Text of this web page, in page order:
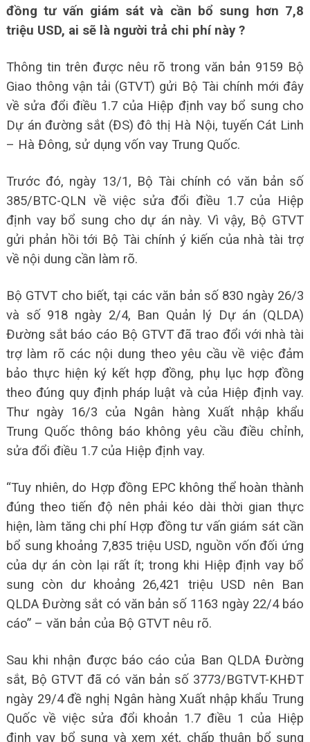
đồng tư vấn giám sát và cần bổ sung hơn 7,8
triệu USD, ai sẽ là người trả chi phí này ?
Thông tin trên được nêu rõ trong văn bản 9159 Bộ
Giao thông vận tải (GTVT) gửi Bộ Tài chính mới đây
về sửa đổi điều 1.7 của Hiệp định vay bổ sung cho
Dự án đường sắt (ĐS) đô thị Hà Nội, tuyến Cát Linh
– Hà Đông, sử dụng vốn vay Trung Quốc.
Trước đó, ngày 13/1, Bộ Tài chính có văn bản số
385/BTC-QLN về việc sửa đổi điều 1.7 của Hiệp
định vay bổ sung cho dự án này. Vì vậy, Bộ GTVT
gửi phản hồi tới Bộ Tài chính ý kiến của nhà tài trợ
về nội dung cần làm rõ.
Bộ GTVT cho biết, tại các văn bản số 830 ngày 26/3
và số 918 ngày 2/4, Ban Quản lý Dự án (QLDA)
Đường sắt báo cáo Bộ GTVT đã trao đổi với nhà tài
trợ làm rõ các nội dung theo yêu cầu về việc đảm
bảo thực hiện ký kết hợp đồng, phụ lục hợp đồng
theo đúng quy định pháp luật và của Hiệp định vay.
Thư ngày 16/3 của Ngân hàng Xuất nhập khẩu
Trung Quốc thông báo không yêu cầu điều chỉnh,
sửa đổi điều 1.7 của Hiệp định vay.
“Tuy nhiên, do Hợp đồng EPC không thể hoàn thành
đúng theo tiến độ nên phải kéo dài thời gian thực
hiện, làm tăng chi phí Hợp đồng tư vấn giám sát cần
bổ sung khoảng 7,835 triệu USD, nguồn vốn đối ứng
của dự án còn lại rất ít; trong khi Hiệp định vay bổ
sung còn dư khoảng 26,421 triệu USD nên Ban
QLDA Đường sắt có văn bản số 1163 ngày 22/4 báo
cáo” – văn bản của Bộ GTVT nêu rõ.
Sau khi nhận được báo cáo của Ban QLDA Đường
sắt, Bộ GTVT đã có văn bản số 3773/BGTVT-KHĐT
ngày 29/4 đề nghị Ngân hàng Xuất nhập khẩu Trung
Quốc về việc sửa đổi khoản 1.7 điều 1 của Hiệp
định vay bổ sung và xem xét, chấp thuận bổ sung